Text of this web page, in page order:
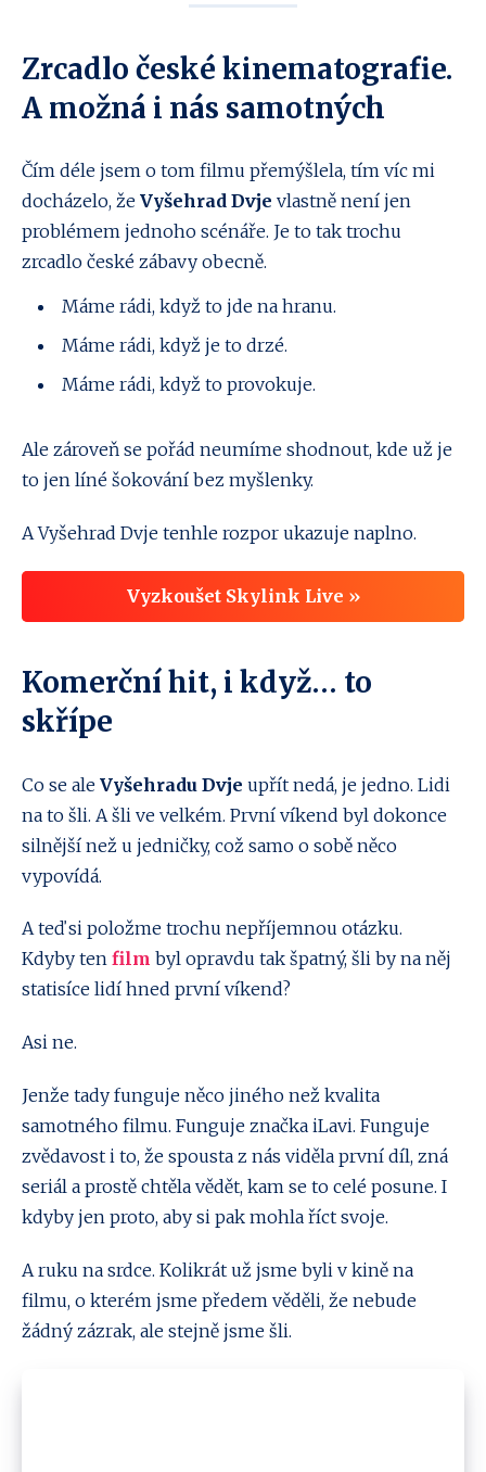
Zrcadlo české kinematografie.
A možná i nás samotných
Čím déle jsem o tom filmu přemýšlela, tím víc mi
docházelo, že Vyšehrad Dvje vlastně není jen
problémem jednoho scénáře. Je to tak trochu
zrcadlo české zábavy obecně.
Máme rádi, když to jde na hranu.
Máme rádi, když je to drzé.
Máme rádi, když to provokuje.
Ale zároveň se pořád neumíme shodnout, kde už je
to jen líné šokování bez myšlenky.
A Vyšehrad Dvje tenhle rozpor ukazuje naplno.
Vyzkoušet Skylink Live »
Komerční hit, i když… to
skřípe
Co se ale Vyšehradu Dvje upřít nedá, je jedno. Lidi
na to šli. A šli ve velkém. První víkend byl dokonce
silnější než u jedničky, což samo o sobě něco
vypovídá.
A teď si položme trochu nepříjemnou otázku.
Kdyby ten film byl opravdu tak špatný, šli by na něj
statisíce lidí hned první víkend?
Asi ne.
Jenže tady funguje něco jiného než kvalita
samotného filmu. Funguje značka iLavi. Funguje
zvědavost i to, že spousta z nás viděla první díl, zná
seriál a prostě chtěla vědět, kam se to celé posune. I
kdyby jen proto, aby si pak mohla říct svoje.
A ruku na srdce. Kolikrát už jsme byli v kině na
filmu, o kterém jsme předem věděli, že nebude
žádný zázrak, ale stejně jsme šli.